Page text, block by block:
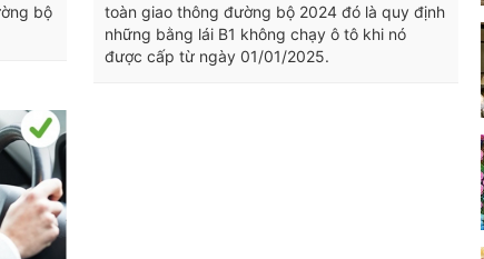
bộ
toàn giao thông đường bộ 2024 đó là quy định
những bằng lái B1 không chạy ô tô khi nó
được cấp từ ngày 01/01/2025.